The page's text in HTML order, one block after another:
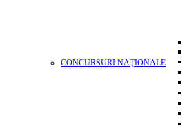
CONCURSURI NAŢIONALE